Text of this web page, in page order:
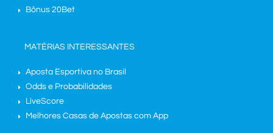
Bônus 20Bet
MATÉRIAS INTERESSANTES
Aposta Esportiva no Brasil
Odds e Probabilidades
LiveScore
Melhores Casas de Apostas com App